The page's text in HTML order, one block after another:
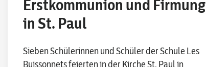
Erstkommunion und Firmung
in St. Paul
Sieben Schülerinnen und Schüler der Schule Les
Buissonnets feierten in der Kirche St. Paul in